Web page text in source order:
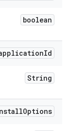
boolean
Id
String
Options